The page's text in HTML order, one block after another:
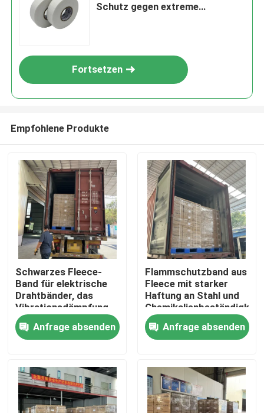
Startseite
Produkte
Videos
Schutz gegen extreme
Fortsetzen
Empfohlene Produkte
Schwarzes Fleece-
Band für elektrische
Drahtbänder, das
Vibrationsdämpfung
und flexible
Konformität mit
Drahtformen bietet
Anfrage absenden
Flammschutzband aus
Fleece mit starker
Haftung an Stahl und
Chemikalienbeständigkeit
Anfrage absenden